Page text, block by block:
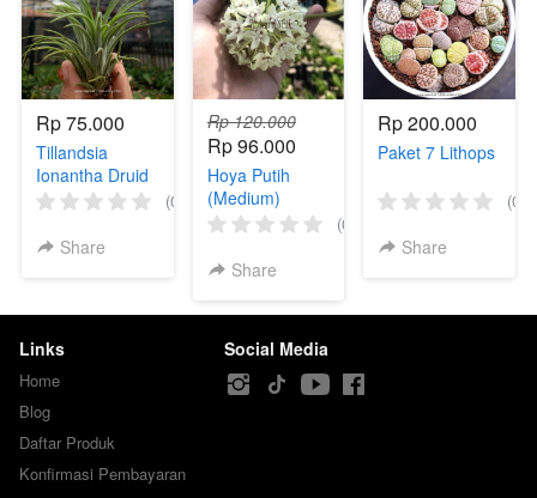
Rp 75.000
Tillandsia
Ionantha Druid
(0)
Share
Rp 120.000
Rp 96.000
Hoya Putih
(Medium)
(0)
Share
Rp 200.000
Paket 7 Lithops
(0)
Share
Links
Home
Blog
Daftar Produk
Konfirmasi Pembayaran
Social Media